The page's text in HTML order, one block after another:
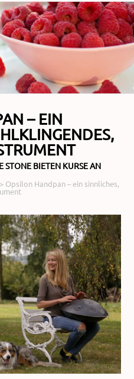
– EIN
STONE BIETEN KURSE AN
> Opsilon Handpan – ein sinnliches,